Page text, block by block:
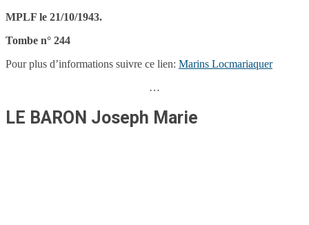
MPLF le 21/10/1943.
Tombe n° 244
Pour plus d’informations suivre ce lien: Marins Locmariaquer
…
LE BARON Joseph Marie